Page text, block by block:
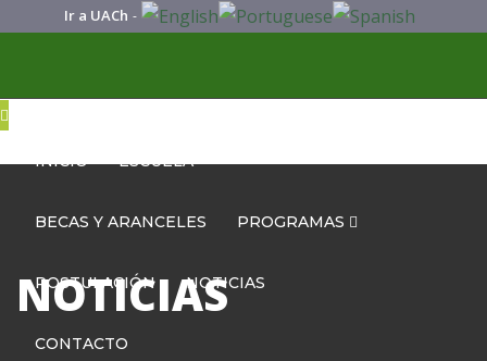
Ir a UACh -
INICIO ESCUELA
BECAS Y ARANCELES PROGRAMAS
POSTULACIÓN NOTICIAS
CONTACTO
NOTICIAS